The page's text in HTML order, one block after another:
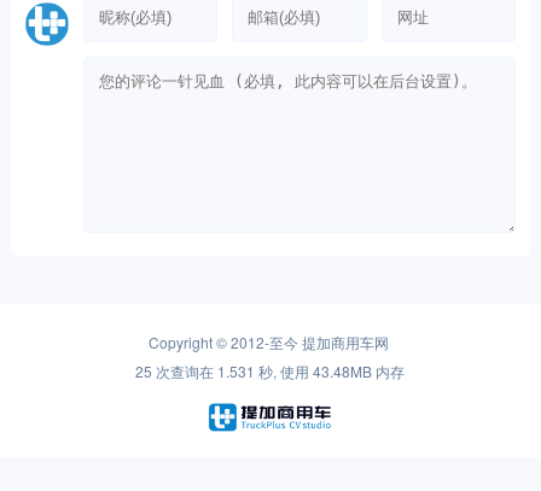
Copyright © 2012-至今提加商用车网
25 次查询在 1.531 秒, 使用 43.48MB 内存